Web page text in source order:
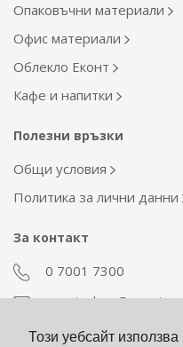
Този уебсайт използва
Опаковъчни материали
Офис материали
Облекло Еконт
Кафе и напитки
Полезни връзки
Общи условия
Политика за лични данни
За контакт
0 7001 7300
Екип Материални